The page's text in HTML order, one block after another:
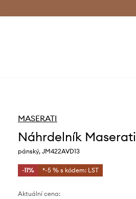
MASERATI
Náhrdelník Maserati
pánský, JM422AVD13
-11% *-5 % s kódem: LST
Aktuální cena: